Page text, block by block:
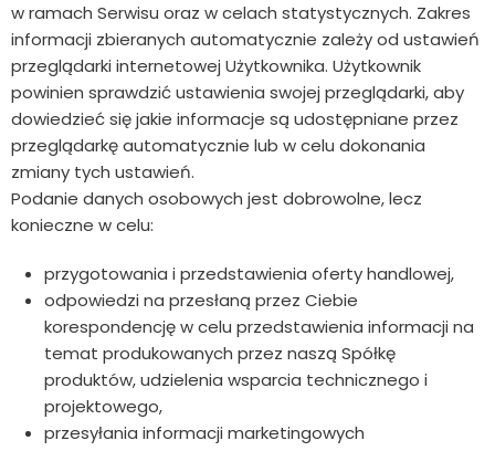
w ramach Serwisu oraz w celach statystycznych. Zakres
informacji zbieranych automatycznie zależy od ustawień
przeglądarki internetowej Użytkownika. Użytkownik
powinien sprawdzić ustawienia swojej przeglądarki, aby
dowiedzieć się jakie informacje są udostępniane przez
przeglądarkę automatycznie lub w celu dokonania
zmiany tych ustawień.
Podanie danych osobowych jest dobrowolne, lecz
konieczne w celu:
przygotowania i przedstawienia oferty handlowej,
odpowiedzi na przesłaną przez Ciebie
korespondencję w celu przedstawienia informacji na
temat produkowanych przez naszą Spółkę
produktów, udzielenia wsparcia technicznego i
projektowego,
przesyłania informacji marketingowych